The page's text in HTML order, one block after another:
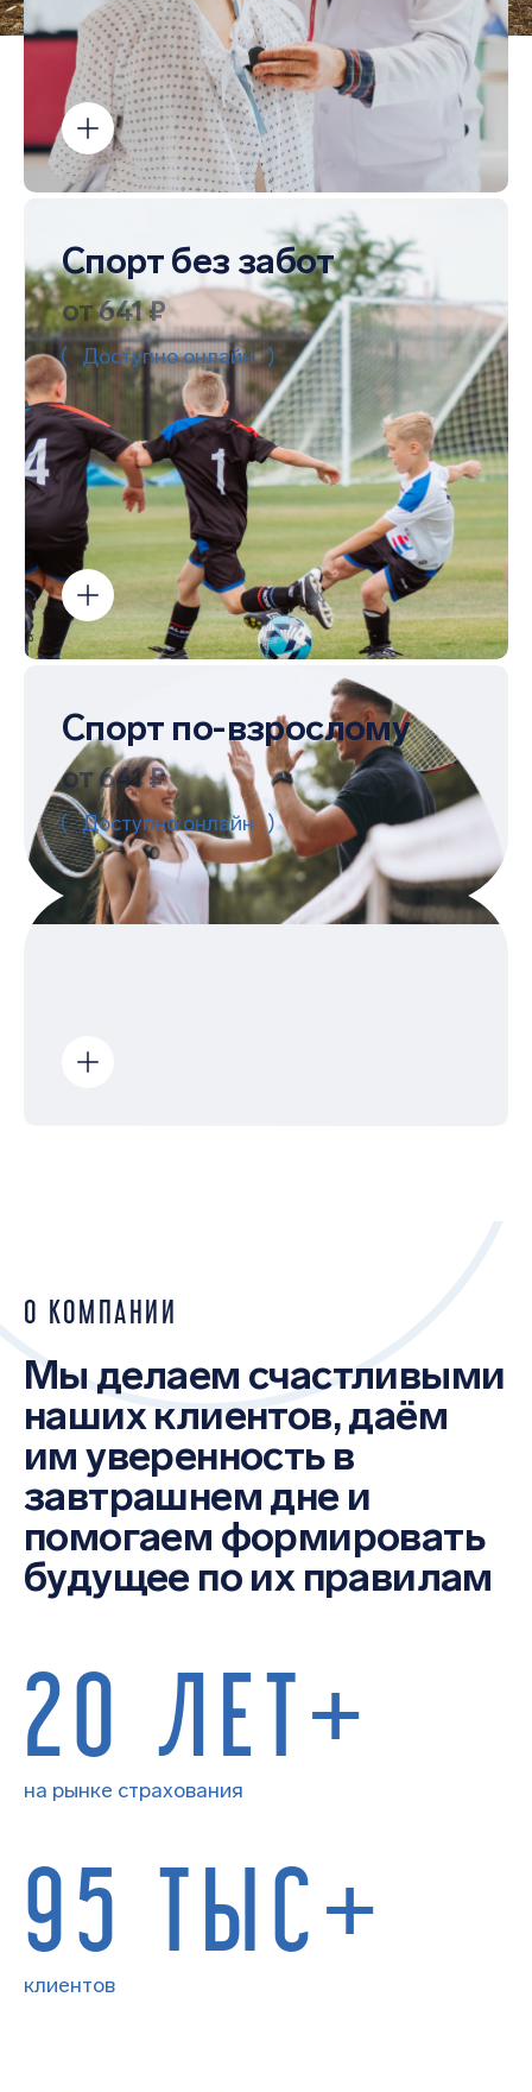
Спорт без забот
от 641 ₽
Доступно онлайн
Спорт по-взрослому
от 641 ₽
Доступно онлайн
О КОМПАНИИ
Мы делаем счастливыми
наших клиентов, даём
им уверенность в
завтрашнем дне и
помогаем формировать
будущее по их правилам
20 ЛЕТ+
на рынке страхования
95 ТЫС+
клиентов